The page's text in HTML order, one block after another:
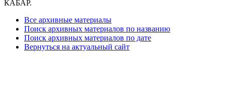
КАБАР.
Все архивные материалы
Поиск архивных материалов по названию
Поиск архивных материалов по дате
Вернуться на актуальный сайт